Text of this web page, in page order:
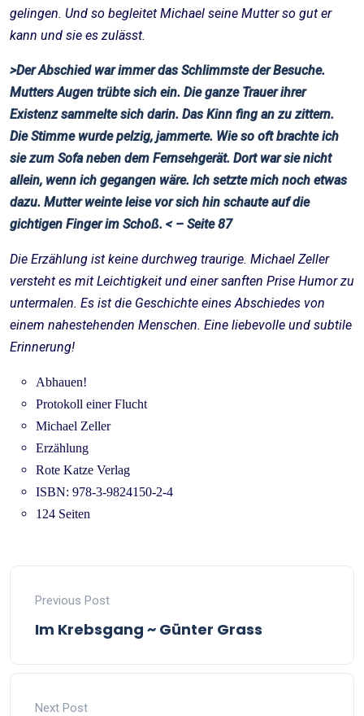
gelingen. Und so begleitet Michael seine Mutter so gut er
kann und sie es zulässt.
>Der Abschied war immer das Schlimmste der Besuche.
Mutters Augen trübte sich ein. Die ganze Trauer ihrer
Existenz sammelte sich darin. Das Kinn fing an zu zittern.
Die Stimme wurde pelzig, jammerte. Wie so oft brachte ich
sie zum Sofa neben dem Fernsehgerät. Dort war sie nicht
allein, wenn ich gegangen wäre. Ich setzte mich noch etwas
dazu. Mutter weinte leise vor sich hin schaute auf die
gichtigen Finger im Schoß. < – Seite 87
Die Erzählung ist keine durchweg traurige. Michael Zeller
versteht es mit Leichtigkeit und einer sanften Prise Humor zu
untermalen. Es ist die Geschichte eines Abschiedes von
einem nahestehenden Menschen. Eine liebevolle und subtile
Erinnerung!
Abhauen!
Protokoll einer Flucht
Michael Zeller
Erzählung
Rote Katze Verlag
ISBN: 978-3-9824150-2-4
124 Seiten
Previous Post
Im Krebsgang ~ Günter Grass
Next Post